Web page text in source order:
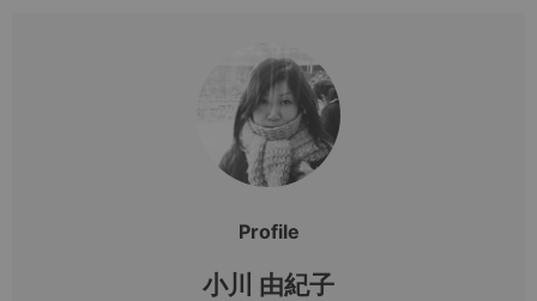
Profile
小川 由紀子